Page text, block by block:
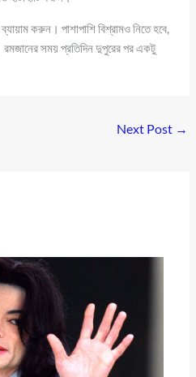
করুন। পাশাপাশি বিশ্রামও নিতে হবে,
রমজানের সময় প্রতিদিন দুপুরের পর একটু
Next Post →